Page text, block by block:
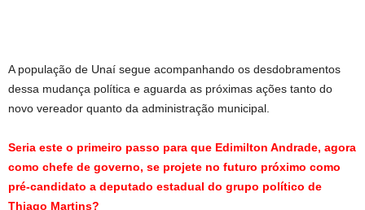
A população de Unaí segue acompanhando os desdobramentos
dessa mudança política e aguarda as próximas ações tanto do
novo vereador quanto da administração municipal.
Seria este o primeiro passo para que Edimilton Andrade, agora
como chefe de governo, se projete no futuro próximo como
pré-candidato a deputado estadual do grupo político de
Thiago Martins?